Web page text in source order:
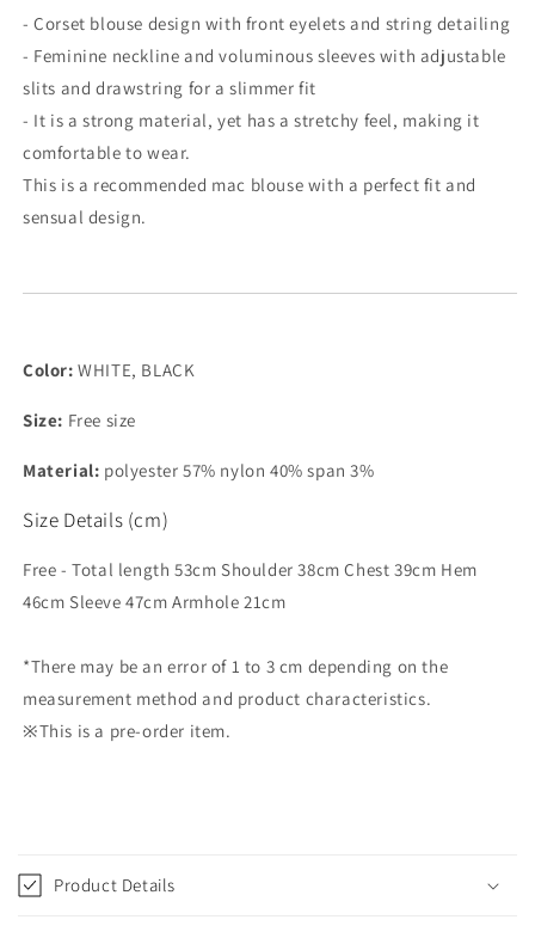
(
)
(
2color
)
- Corset blouse design with front eyelets and string detailing
- Feminine neckline and voluminous sleeves with adjustable
slits and drawstring for a slimmer fit
- It is a strong material, yet has a stretchy feel, making it
comfortable to wear.
This is a recommended mac blouse with a perfect fit and
sensual design.
Color: WHITE, BLACK
Size: Free size
Material: polyester 57% nylon 40% span 3%
Size Details (cm)
Free - Total length 53cm Shoulder 38cm Chest 39cm Hem
46cm Sleeve 47cm Armhole 21cm
*There may be an error of 1 to 3 cm depending on the
measurement method and product characteristics.
※This is a pre-order item.
o
l
Product Details